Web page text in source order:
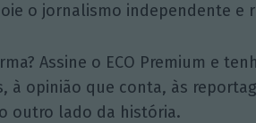
o jornalismo independente e
Assine o ECO Premium e
à opinião que conta, às
outro lado da história.